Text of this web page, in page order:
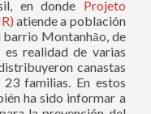
en donde Projeto
atiende a población
barrio Montanhão, de
realidad de varias
canastas
familias. En estos
ha sido informar a